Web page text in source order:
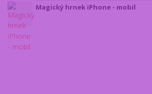
Magický hrnek iPhone - mobil